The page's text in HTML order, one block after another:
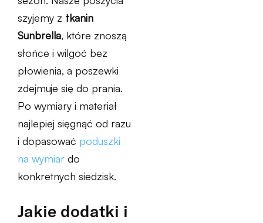
szyjemy z tkanin
Sunbrella, które znoszą
słońce i wilgoć bez
płowienia, a poszewki
zdejmuje się do prania.
Po wymiary i materiał
najlepiej sięgnąć od razu
i dopasować poduszki
na wymiar do
konkretnych siedzisk.
Jakie dodatki i